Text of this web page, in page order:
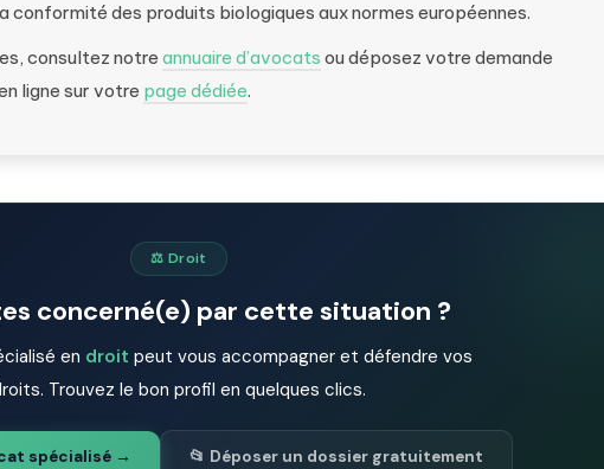
conformité des produits biologiques aux normes européennes.
consultez notre annuaire d’avocats ou déposez votre demande
ligne sur votre page dédiée.
⚖️ Droit
concerné(e) par cette situation ?
en droit peut vous accompagner et défendre vos
Trouvez le bon profil en quelques clics.
spécialisé → 📂 Déposer un dossier gratuitement